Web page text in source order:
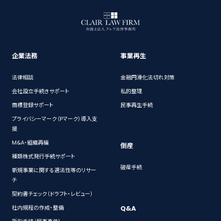
企業法務
法律相談
会社設立手続きサポート
商標登録サポート
プライバシーマーク（Pマーク）導入支
援
M&A・組織再編
種類株式発行手続サポート
新規事業に関する適法性等のリサー
チ
契約書チェック（ドラフト・レビュー）
社内規程の作成・整備
事業再生
金融円滑化法切れ対策
私的整理
民事再生手続
倒産
破産手続
Q&A